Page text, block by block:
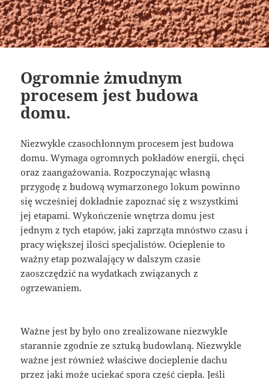
Ogromnie żmudnym
procesem jest budowa
domu.
Niezwykle czasochłonnym procesem jest budowa
domu. Wymaga ogromnych pokładów energii, chęci
oraz zaangażowania. Rozpoczynając własną
przygodę z budową wymarzonego lokum powinno
się wcześniej dokładnie zapoznać się z wszystkimi
jej etapami. Wykończenie wnętrza domu jest
jednym z tych etapów, jaki zaprząta mnóstwo czasu i
pracy większej ilości specjalistów. Ocieplenie to
ważny etap pozwalający w dalszym czasie
zaoszczędzić na wydatkach związanych z
ogrzewaniem.
Ważne jest by było ono zrealizowane niezwykle
starannie zgodnie ze sztuką budowlaną. Niezwykle
ważne jest również właściwe docieplenie dachu
przez jaki może uciekać spora część ciepła. Jeśli